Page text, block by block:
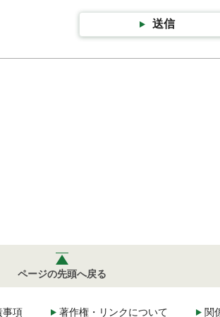
送信
ページの先頭へ戻る
事項 著作権・リンクについて 関